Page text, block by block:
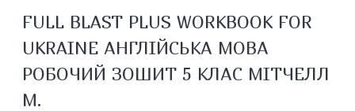
FULL BLAST PLUS WORKBOOK FOR
UKRAINE АНГЛІЙСЬКА МОВА
РОБОЧИЙ ЗОШИТ 5 КЛАС МІТЧЕЛЛ
М.